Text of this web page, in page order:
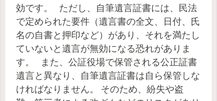
効です。
ただし、自筆遺言証書には、民法
で定められた要件（遺言書の全文、日付、氏
名の自書と押印など）があり、それを満たし
ていないと遺言が無効になる恐れがありま
す。
また、公証役場で保管される公正証書
遺言と異なり、自筆遺言証書は自ら保管しな
ければなりません。
そのため、紛失や盗